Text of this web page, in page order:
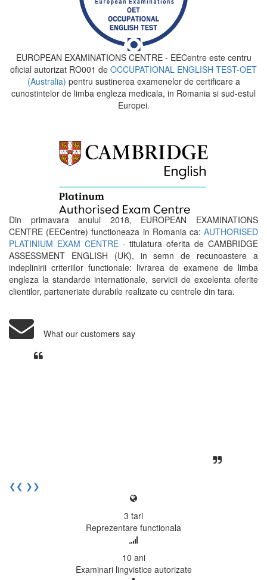
EUROPEAN EXAMINATIONS CENTRE - EECentre este centru
oficial autorizat RO001 de OCCUPATIONAL ENGLISH TEST-OET
(Australia) pentru sustinerea examenelor de certificare a
cunostintelor de limba engleza medicala, in Romania si sud-estul
Europei.
Din primavara anului 2018, EUROPEAN EXAMINATIONS
CENTRE (EECentre) functioneaza in Romania ca: AUTHORISED
PLATINIUM EXAM CENTRE- titulatura oferita de CAMBRIDGE
ASSESSMENT ENGLISH (UK), in semn de recunoastere a
indeplinirii criteriilor functionale: livrarea de examene de limba
engleza la standarde internationale, servicii de excelenta oferite
clientilor, parteneriate durabile realizate cu centrele din tara.
What our customers say
❮❮ ❯❯
3 tari
Reprezentare functionala
10 ani
Examinari lingvistice autorizate